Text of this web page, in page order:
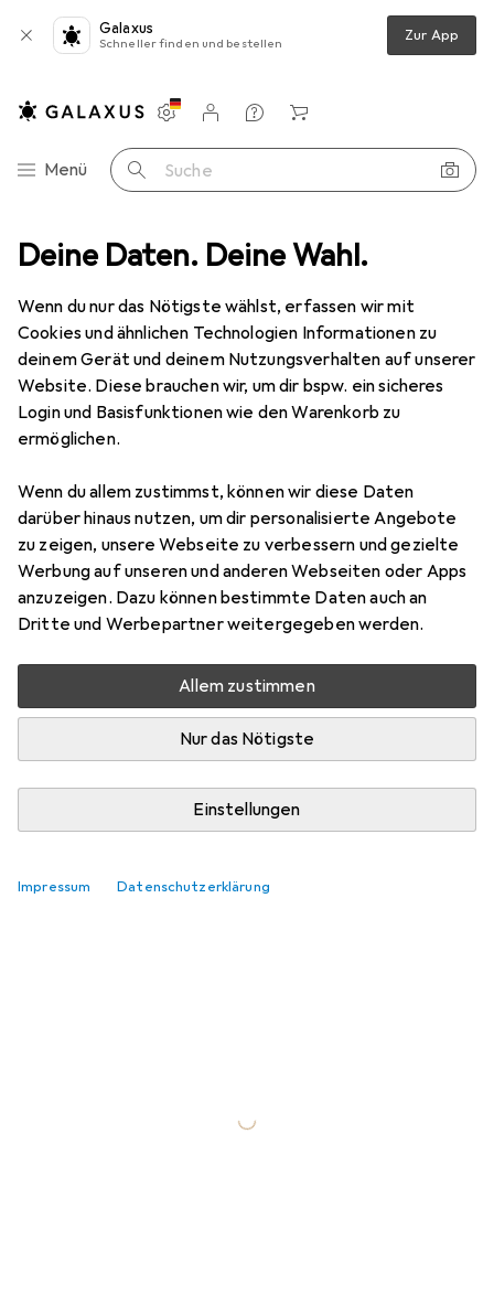
Deine Daten. Deine Wahl.
Wenn du nur das Nötigste wählst, erfassen wir mit
Cookies und ähnlichen Technologien Informationen zu
deinem Gerät und deinem Nutzungsverhalten auf unserer
Website. Diese brauchen wir, um dir bspw. ein sicheres
Login und Basisfunktionen wie den Warenkorb zu
ermöglichen.
Wenn du allem zustimmst, können wir diese Daten
darüber hinaus nutzen, um dir personalisierte Angebote
zu zeigen, unsere Webseite zu verbessern und gezielte
Werbung auf unseren und anderen Webseiten oder Apps
anzuzeigen. Dazu können bestimmte Daten auch an
Dritte und Werbepartner weitergegeben werden.
Allem zustimmen
Nur das Nötigste
Einstellungen
Impressum Datenschutzerklärung
Galaxus
Schneller finden und bestellen Zur App
Navigation nach Kategorien
Menü Suche
Einstellungen
Kundenkonto
Vergleichslisten
Merklisten
Warenkorb
IT + Multimedia Peripherie Displays Monitor Halterung
Monitor Halterung
Produkte Forum